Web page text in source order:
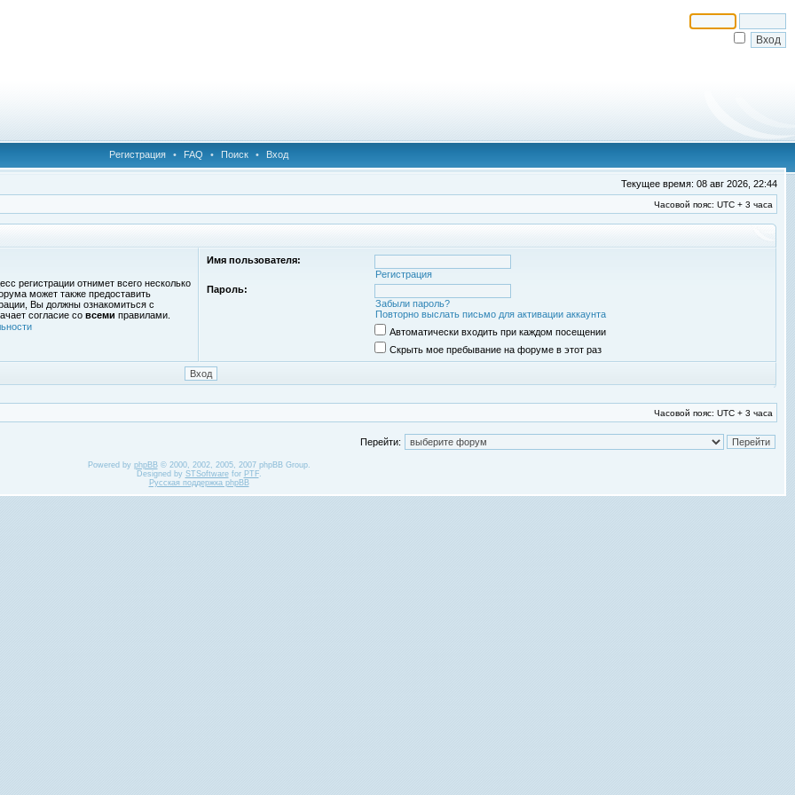
Регистрация • FAQ • Поиск • Вход
Текущее время: 08 авг 2026, 22:44
Часовой пояс: UTC + 3 часа
регистрации отнимет всего несколько
может также предоставить
Вы должны ознакомиться с
согласие со всеми правилами.
Имя пользователя:
Регистрация
Пароль:
Забыли пароль?
Повторно выслать письмо для активации аккаунта
Автоматически входить при каждом посещении
Скрыть мое пребывание на форуме в этот раз
Часовой пояс: UTC + 3 часа
Перейти:
Powered by phpBB© 2000, 2002, 2005, 2007 phpBB Group.
Designed by STSoftwarefor PTF.
Русская поддержка phpBB